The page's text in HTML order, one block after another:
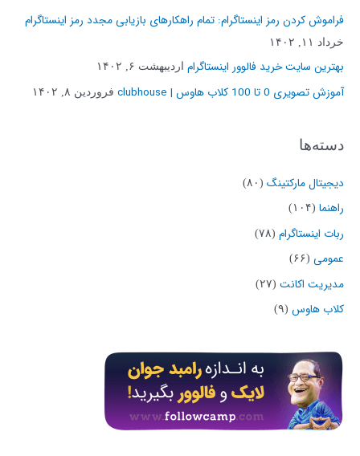
ا
ی
فراموش کردن رمز اینستاگرام: تمام راهکارهای بازیابی مجدد رمز اینستاگرام
خرداد ۱۱, ۱۴۰۲
بهترین سایت خرید فالوور اینستاگرام اردیبهشت ۶, ۱۴۰۲
آموزش تصویری 0 تا 100 کلاب هاوس | clubhouse فروردین ۸, ۱۴۰۲
دسته‌ها
دیجیتال مارکتینگ (۸۰)
راهنما (۱۰۴)
ربات اینستاگرام (۷۸)
عمومی (۶۶)
مدیریت اکانت (۲۷)
کلاب هاوس (۹)